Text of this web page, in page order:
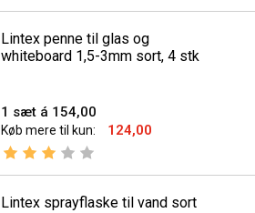
Lintex penne til glas og
whiteboard 1,5-3mm sort, 4 stk
1 sæt á 154,00
Køb mere til kun: 124,00
Vurdering:
Lintex sprayflaske til vand sort